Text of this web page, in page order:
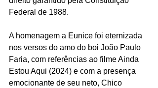
Federal de 1988.
A homenagem a Eunice foi eternizada
nos versos do amo do boi João Paulo
Faria, com referências ao filme Ainda
Estou Aqui (2024) e com a presença
emocionante de seu neto, Chico